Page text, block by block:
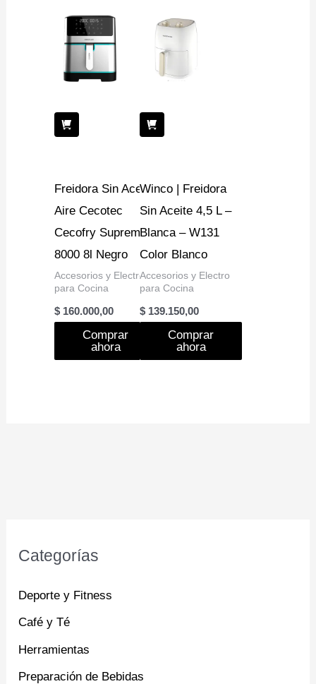
Categorías
Deporte y Fitness
Café y Té
Herramientas
Preparación de Bebidas
Freidora Sin Aceite
Aire Cecotec
Cecofry Supreme
8000 8l Negro
Accesorios y Electro
para Cocina
$ 160.000,00
Comprar
ahora
Winco | Freidora
Sin Aceite 4,5 L –
Blanca – W131
Color Blanco
Accesorios y Electro
para Cocina
$ 139.150,00
Comprar
ahora